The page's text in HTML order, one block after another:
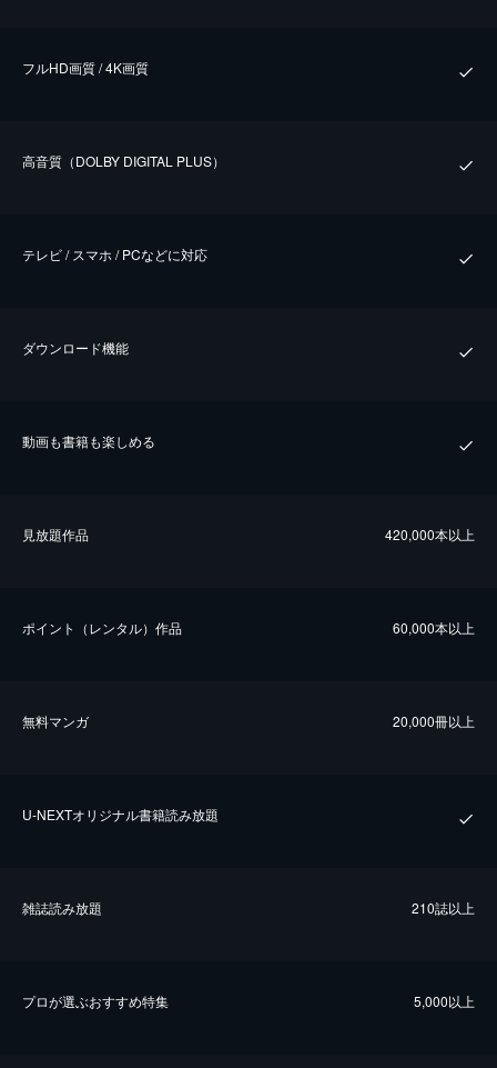
フルHD画質 / 4K画質
⾼⾳質（DOLBY DIGITAL PLUS）
テレビ / スマホ / PCなどに対応
ダウンロード機能
動画も書籍も楽しめる
⾒放題作品 420,000本以上
ポイント（レンタル）作品 60,000本以上
無料マンガ 20,000冊以上
U-NEXTオリジナル書籍読み放題
雑誌読み放題 210誌以上
プロが選ぶおすすめ特集 5,000以上